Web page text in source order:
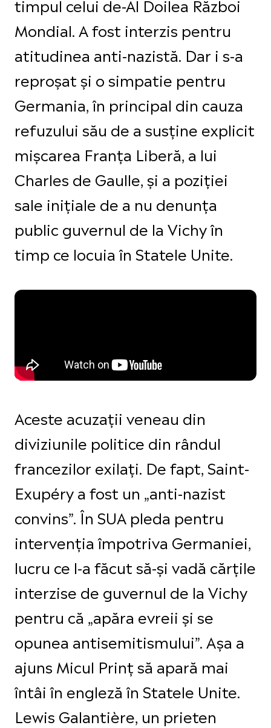
Mondial. A fost interzis pentru
atitudinea anti-nazistă. Dar i s-a
reproșat și o simpatie pentru
Germania, în principal din cauza
refuzului său de a susține explicit
mișcarea Franța Liberă, a lui
Charles de Gaulle, și a poziției
sale inițiale de a nu denunța
public guvernul de la Vichy în
timp ce locuia în Statele Unite.
Aceste acuzații veneau din
diviziunile politice din rândul
francezilor exilați. De fapt, Saint-
Exupéry a fost un „anti-nazist
convins”. În SUA pleda pentru
intervenția împotriva Germaniei,
lucru ce l-a făcut să-și vadă cărțile
interzise de guvernul de la Vichy
pentru că „apăra evreii și se
opunea antisemitismului”. Așa a
ajuns Micul Prinț să apară mai
întâi în engleză în Statele Unite.
Lewis Galantière, un prieten